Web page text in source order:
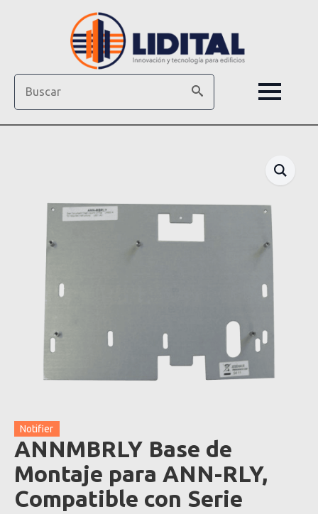
Notifier
ANNMBRLY Base de
Montaje para ANN-RLY,
Compatible con Serie